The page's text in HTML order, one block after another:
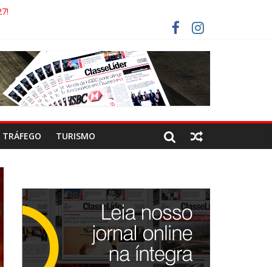
DEVEM USAR ROTAS ALTERNATIVAS
COLA!
TRÁFEGO TURISMO